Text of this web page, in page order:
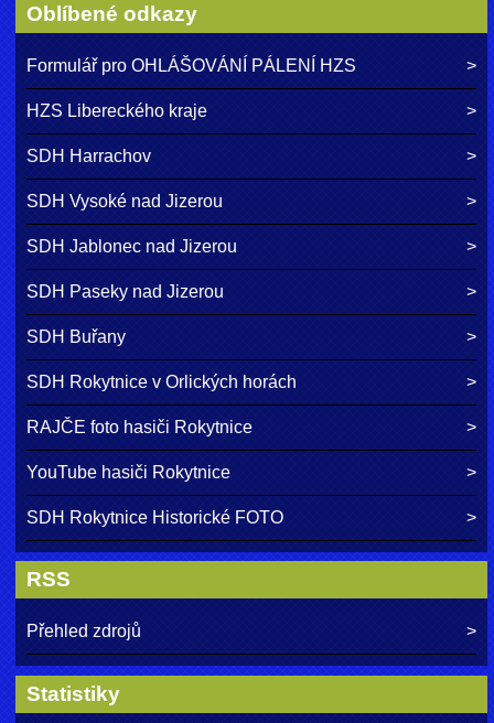
Oblíbené odkazy
Formulář pro OHLÁŠOVÁNÍ PÁLENÍ HZS
HZS Libereckého kraje
SDH Harrachov
SDH Vysoké nad Jizerou
SDH Jablonec nad Jizerou
SDH Paseky nad Jizerou
SDH Buřany
SDH Rokytnice v Orlických horách
RAJČE foto hasiči Rokytnice
YouTube hasiči Rokytnice
SDH Rokytnice Historické FOTO
RSS
Přehled zdrojů
Statistiky